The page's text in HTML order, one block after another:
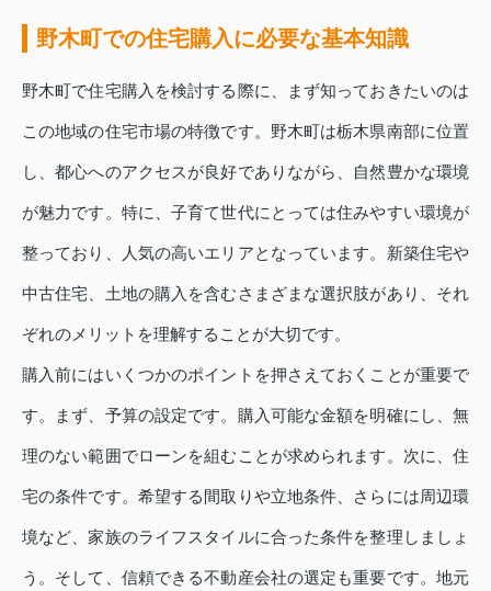
野木町での住宅購入に必要な基本知識
野木町で住宅購入を検討する際に、まず知っておきたいのは
この地域の住宅市場の特徴です。野木町は栃木県南部に位置
し、都心へのアクセスが良好でありながら、自然豊かな環境
が魅力です。特に、子育て世代にとっては住みやすい環境が
整っており、人気の高いエリアとなっています。新築住宅や
中古住宅、土地の購入を含むさまざまな選択肢があり、それ
ぞれのメリットを理解することが大切です。
購入前にはいくつかのポイントを押さえておくことが重要で
す。まず、予算の設定です。購入可能な金額を明確にし、無
理のない範囲でローンを組むことが求められます。次に、住
宅の条件です。希望する間取りや立地条件、さらには周辺環
境など、家族のライフスタイルに合った条件を整理しましょ
う。そして、信頼できる不動産会社の選定も重要です。地元